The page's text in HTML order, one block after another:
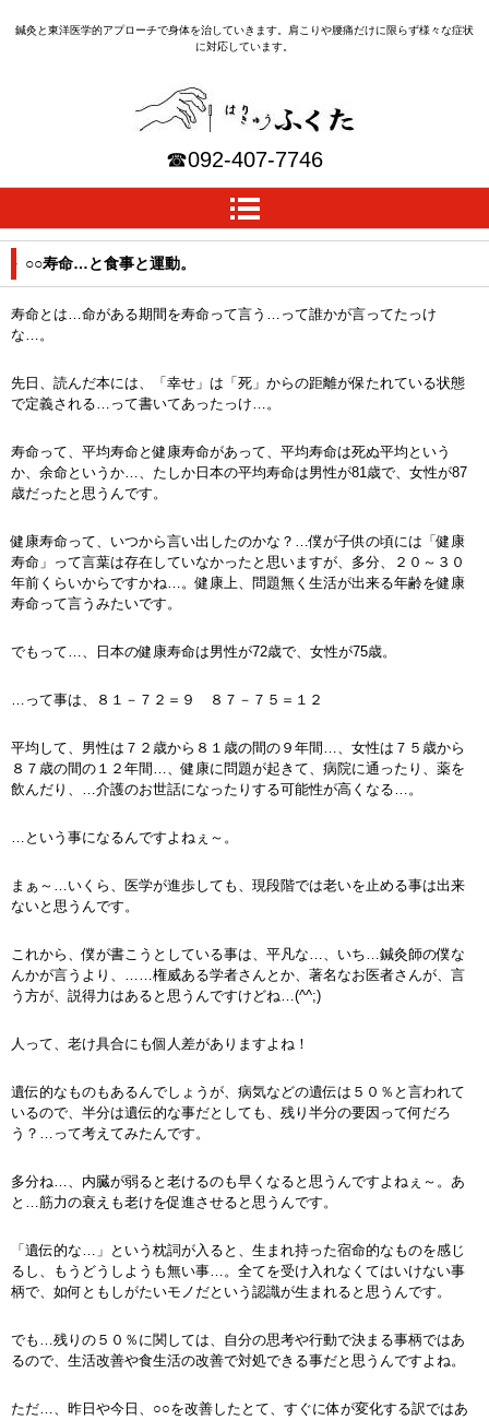
はりきゅうふくた｜福岡
鍼灸と東洋医学的アプローチで身体を治していきます。肩こりや腰痛だけに限らず様々な症状
に対応しています。
☎092-407-7746
○○寿命…と食事と運動。
寿命とは…命がある期間を寿命って言う…って誰かが言ってたっけ
な…。
先日、読んだ本には、「幸せ」は「死」からの距離が保たれている状態
で定義される…って書いてあったっけ…。
寿命って、平均寿命と健康寿命があって、平均寿命は死ぬ平均という
か、余命というか…、たしか日本の平均寿命は男性が81歳で、女性が87
歳だったと思うんです。
健康寿命って、いつから言い出したのかな？…僕が子供の頃には「健康
寿命」って言葉は存在していなかったと思いますが、多分、２０～３０
年前くらいからですかね…。健康上、問題無く生活が出来る年齢を健康
寿命って言うみたいです。
でもって…、日本の健康寿命は男性が72歳で、女性が75歳。
…って事は、８１－７２＝９ ８７－７５＝１２
平均して、男性は７２歳から８１歳の間の９年間…、女性は７５歳から
８７歳の間の１２年間…、健康に問題が起きて、病院に通ったり、薬を
飲んだり、…介護のお世話になったりする可能性が高くなる…。
…という事になるんですよねぇ～。
まぁ～…いくら、医学が進歩しても、現段階では老いを止める事は出来
ないと思うんです。
これから、僕が書こうとしている事は、平凡な…、いち…鍼灸師の僕な
んかが言うより、……権威ある学者さんとか、著名なお医者さんが、言
う方が、説得力はあると思うんですけどね…(^^;)
人って、老け具合にも個人差がありますよね！
遺伝的なものもあるんでしょうが、病気などの遺伝は５０％と言われて
いるので、半分は遺伝的な事だとしても、残り半分の要因って何だろ
う？…って考えてみたんです。
多分ね…、内臓が弱ると老けるのも早くなると思うんですよねぇ～。あ
と…筋力の衰えも老けを促進させると思うんです。
「遺伝的な…」という枕詞が入ると、生まれ持った宿命的なものを感じ
るし、もうどうしようも無い事…。全てを受け入れなくてはいけない事
柄で、如何ともしがたいモノだという認識が生まれると思うんです。
でも…残りの５０％に関しては、自分の思考や行動で決まる事柄ではあ
るので、生活改善や食生活の改善で対処できる事だと思うんですよね。
ただ…、昨日や今日、○○を改善したとて、すぐに体が変化する訳ではあ